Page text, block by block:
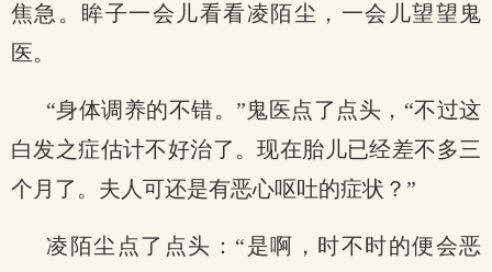
焦急。眸子一会儿看看凌陌尘，一会儿望望鬼
医。
“身体调养的不错。”鬼医点了点头，“不过这
白发之症估计不好治了。现在胎儿已经差不多三
个月了。夫人可还是有恶心呕吐的症状？”
凌陌尘点了点头：“是啊，时不时的便会恶